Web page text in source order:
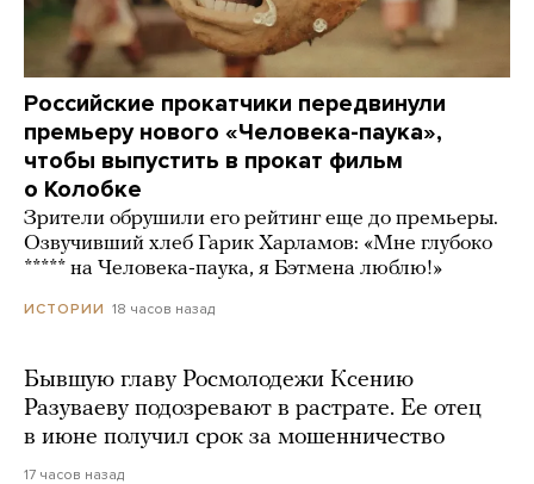
Российские прокатчики передвинули
премьеру нового «Человека-паука»,
чтобы выпустить в прокат фильм
о Колобке
Зрители обрушили его рейтинг еще до премьеры.
Озвучивший хлеб Гарик Харламов: «Мне глубоко
***** на Человека-паука, я Бэтмена люблю!»
ИСТОРИИ 18 часов назад
Бывшую главу Росмолодежи Ксению
Разуваеву подозревают в растрате. Ее отец
в июне получил срок за мошенничество
17 часов назад